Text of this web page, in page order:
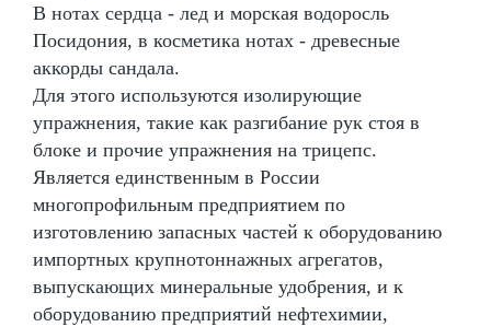
В нотах сердца - лед и морская водоросль
Посидония, в косметика нотах - древесные
аккорды сандала.
Для этого используются изолирующие
упражнения, такие как разгибание рук стоя в
блоке и прочие упражнения на трицепс.
Является единственным в России
многопрофильным предприятием по
изготовлению запасных частей к оборудованию
импортных крупнотоннажных агрегатов,
выпускающих минеральные удобрения, и к
оборудованию предприятий нефтехимии,